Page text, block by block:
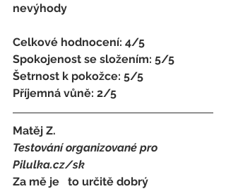
nevýhody
Celkové hodnocení: 4/5
Spokojenost se složením: 5/5
Šetrnost k pokožce: 5/5
Příjemná vůně: 2/5
Matěj Z.
Testování organizované pro
Pilulka.cz/sk
Za mě je   to určitě dobrý